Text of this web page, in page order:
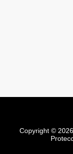
Copyright © 2026